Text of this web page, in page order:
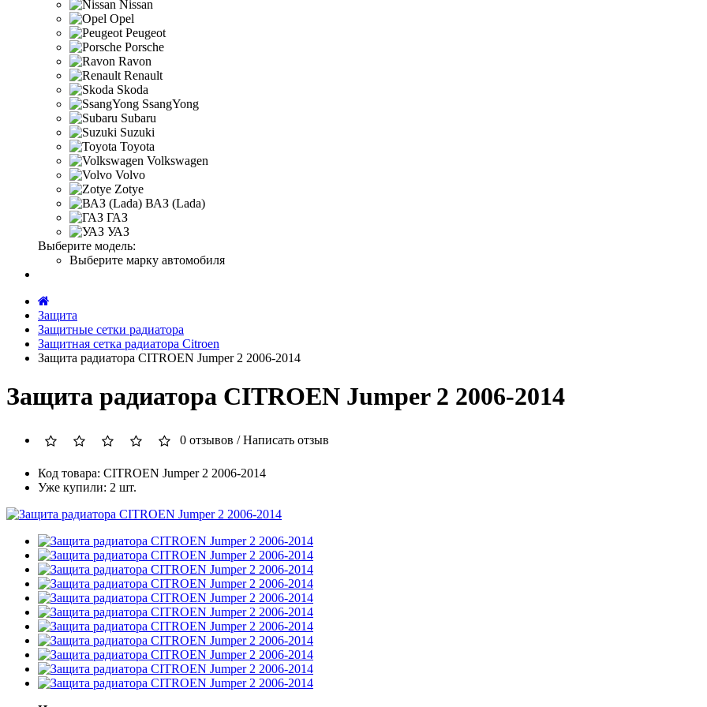
Nissan
Opel
Peugeot
Porsche
Ravon
Renault
Skoda
SsangYong
Subaru
Suzuki
Toyota
Volkswagen
Volvo
Zotye
ВАЗ (Lada)
ГАЗ
УАЗ
Выберите модель:
Выберите марку автомобиля
Защита
Защитные сетки радиатора
Защитная сетка радиатора Citroen
Защита радиатора CITROEN Jumper 2 2006-2014
Защита радиатора CITROEN Jumper 2 2006-2014
0 отзывов /Написать отзыв
Код товара: CITROEN Jumper 2 2006-2014
Уже купили: 2 шт.